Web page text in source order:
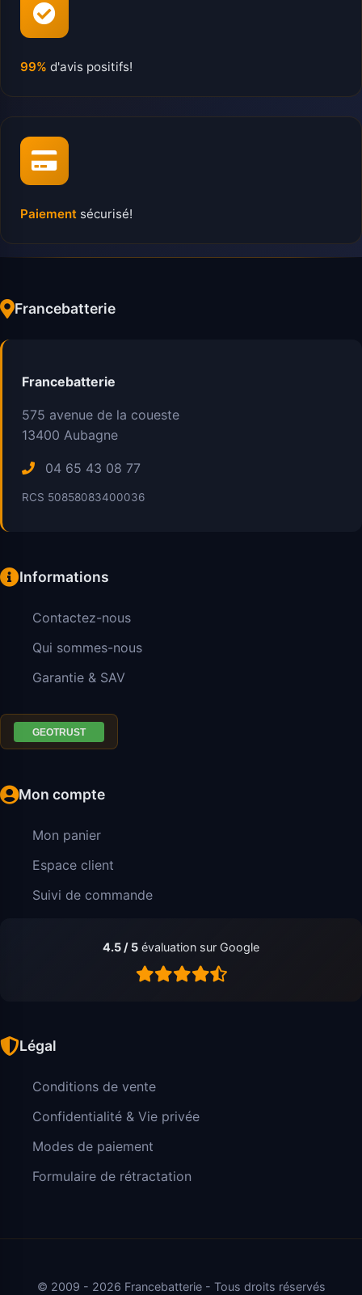
99% d'avis positifs!
Paiement sécurisé!
Francebatterie
Francebatterie
575 avenue de la coueste
13400 Aubagne
04 65 43 08 77
RCS 50858083400036
Informations
Contactez-nous
Qui sommes-nous
Garantie & SAV
Mon compte
Mon panier
Espace client
Suivi de commande
4.5 / 5 évaluation sur Google
Légal
Conditions de vente
Confidentialité & Vie privée
Modes de paiement
Formulaire de rétractation
© 2009 - 2026 Francebatterie - Tous droits réservés